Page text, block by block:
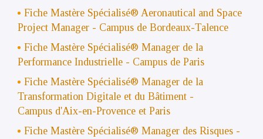
Fiche Mastère Spécialisé® Aeronautical and Space
Project Manager - Campus de Bordeaux-Talence
Fiche Mastère Spécialisé® Manager de la
Performance Industrielle - Campus de Paris
Fiche Mastère Spécialisé® Manager de la
Transformation Digitale et du Bâtiment -
Campus d'Aix-en-Provence et Paris
Fiche Mastère Spécialisé® Manager des Risques -